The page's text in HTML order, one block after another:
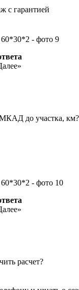
с гарантией
МКАД до участка, км?
расчет?